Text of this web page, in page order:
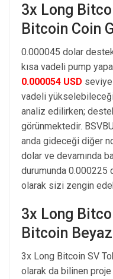
3x Long
Bitcoin Coin
0.000045 dolar
kısa vadeli pump
0.000054 USD
vadeli
analiz edilirken;
görünmektedir.
anda gideceği diğer
dolar ve devamında
durumunda 0.000225
olarak sizi zengin
3x Long
Bitcoin
3x Long Bitcoin SV
olarak da bilinen